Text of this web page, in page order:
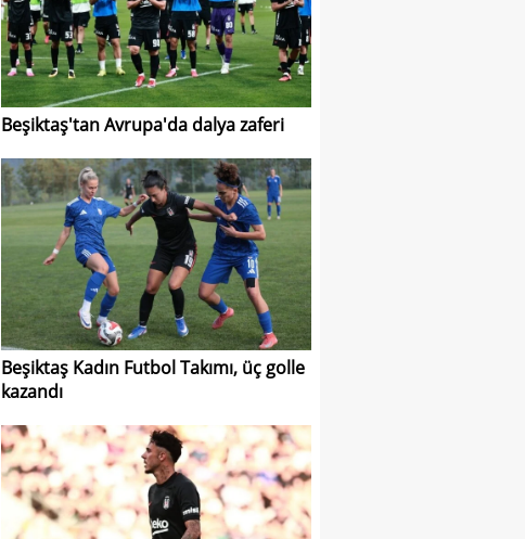
Beşiktaş'tan Avrupa'da dalya zaferi
Beşiktaş Kadın Futbol Takımı, üç golle
kazandı